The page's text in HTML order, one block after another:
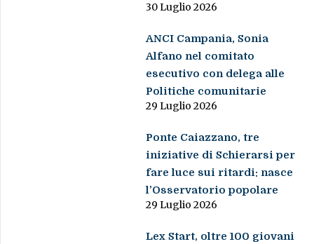
30 Luglio 2026
ANCI Campania, Sonia
Alfano nel comitato
esecutivo con delega alle
Politiche comunitarie
29 Luglio 2026
Ponte Caiazzano, tre
iniziative di Schierarsi per
fare luce sui ritardi: nasce
l’Osservatorio popolare
29 Luglio 2026
Lex Start, oltre 100 giovani